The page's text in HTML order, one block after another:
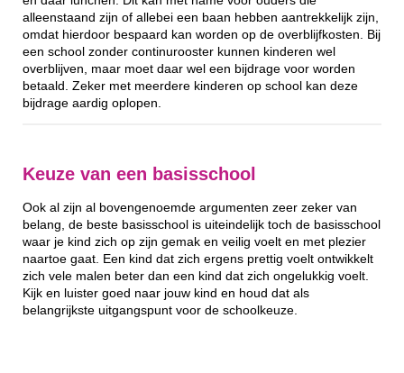
alleenstaand zijn of allebei een baan hebben aantrekkelijk zijn,
omdat hierdoor bespaard kan worden op de overblijfkosten. Bij
een school zonder continurooster kunnen kinderen wel
overblijven, maar moet daar wel een bijdrage voor worden
betaald. Zeker met meerdere kinderen op school kan deze
bijdrage aardig oplopen.
Keuze van een basisschool
Ook al zijn al bovengenoemde argumenten zeer zeker van
belang, de beste basisschool is uiteindelijk toch de basisschool
waar je kind zich op zijn gemak en veilig voelt en met plezier
naartoe gaat. Een kind dat zich ergens prettig voelt ontwikkelt
zich vele malen beter dan een kind dat zich ongelukkig voelt.
Kijk en luister goed naar jouw kind en houd dat als
belangrijkste uitgangspunt voor de schoolkeuze.